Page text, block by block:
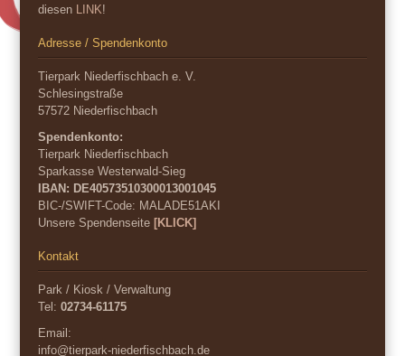
diesen LINK!
Adresse / Spendenkonto
Tierpark Niederfischbach e. V.
Schlesingstraße
57572 Niederfischbach
Spendenkonto:
Tierpark Niederfischbach
Sparkasse Westerwald-Sieg
IBAN: DE40573510300013001045
BIC-/SWIFT-Code: MALADE51AKI
Unsere Spendenseite[KLICK]
Kontakt
Park / Kiosk / Verwaltung
Tel:02734-61175
Email:
info@tierpark-niederfischbach.de